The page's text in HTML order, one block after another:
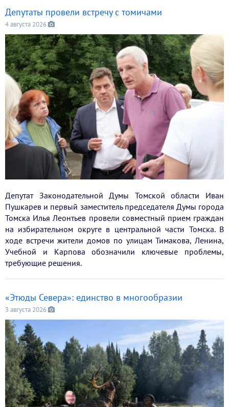
Депутаты провели встречу с томичами
4 августа 2026
Депутат Законодательной Думы Томской области Иван
Пушкарев и первый заместитель председателя Думы города
Томска Илья Леонтьев провели совместный прием граждан
на избирательном округе в центральной части Томска. В
ходе встречи жители домов по улицам Тимакова, Ленина,
Учебной и Карпова обозначили ключевые проблемы,
требующие решения.
«Этюды Севера»: единство в многообразии
3 августа 2026